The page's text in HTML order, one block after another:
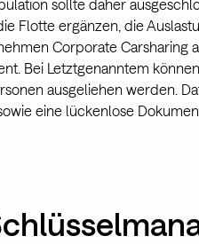
sollte daher
Flotte ergänzen, die
Corporate Carsharing
Bei Letztgenanntem
ausgeliehen werden.
eine lückenlose